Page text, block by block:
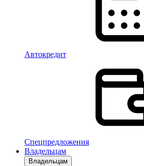
Автокредит
Спецпредложения
Владельцам
Владельцам